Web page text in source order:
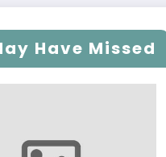
Have Missed